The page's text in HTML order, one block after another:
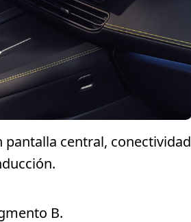
central, conectividad
B.